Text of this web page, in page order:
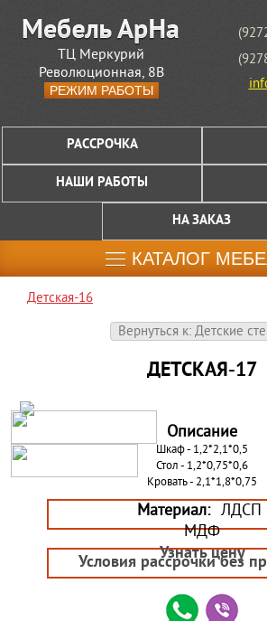
ТЦ Меркурий
Революционная, 8В
РЕЖИМ РАБОТЫ
РАССРОЧКА
НАШИ РАБОТЫ
НА ЗАКАЗ
КАТАЛОГ
Детская-16
Вернуться к: Детские
ДЕТСКАЯ-17
Описание
Шкаф - 1,2*2,1*0,5
Стол - 1,2*0,75*0,6
Кровать - 2,1*1,8*0,75
Материал: ЛДСП
МДФ
Узнать цену
Условия рассрочки без